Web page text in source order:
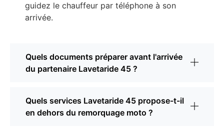
guidez le chauffeur par téléphone à son
arrivée.
Quels documents préparer avant l'arrivée
du partenaire Lavetaride 45 ?
Quels services Lavetaride 45 propose-t-il
en dehors du remorquage moto ?